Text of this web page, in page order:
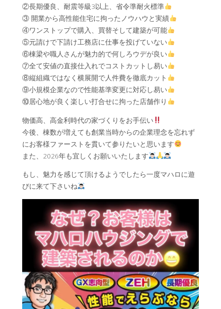
②長期優良、耐震等級3以上、省令準耐火標準
③ 開業から高性能住宅に拘ったノウハウと実績
④ワンストップで購入、買替そして建築が可能
⑤元請けで下請け工務店に仕事を投げていない
⑥棟梁や職人さんが魅力的で何しろウデが良い
⑦全て安値の直接仕入れでコストカットし易い
⑧縦組織ではなく横展開で人件費を徹底カット
⑨小規模企業なので性能基準変更に対応し易い
⑩居心地が良く楽しい打合せに拘った店舗作り
物価高、高金利時代の家づくりをお手伝い
今後、棟数が増えても創業当時からの企業理念を忘れず
にお客様ファーストを貫いて参りたいと思います
また、2026年も宜しくお願いいたします
もし、魅力を感じて頂けるようでしたら一度マハロに遊
びに来て下さいね